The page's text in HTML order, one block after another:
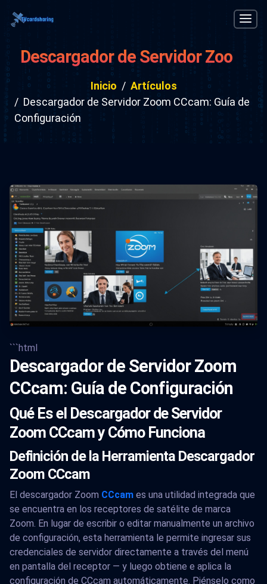
Descargador de Servidor Zoom
CCcam: Guía de Configuración
Inicio
Artículos
Descargador de Servidor Zoom CCcam: Guía de
Configuración
```html
Descargador de Servidor Zoom
CCcam: Guía de Configuración
Qué Es el Descargador de Servidor
Zoom CCcam y Cómo Funciona
Definición de la Herramienta Descargador
Zoom CCcam
El descargador Zoom CCcam es una utilidad integrada que
se encuentra en los receptores de satélite de marca
Zoom. En lugar de escribir o editar manualmente un archivo
de configuración, esta herramienta le permite ingresar sus
credenciales de servidor directamente a través del menú
en pantalla del receptor — y luego obtiene e aplica la
configuración de CCcam automáticamente. Piénselo como